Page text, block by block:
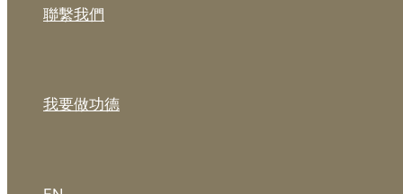
聯繫我們
我要做功德